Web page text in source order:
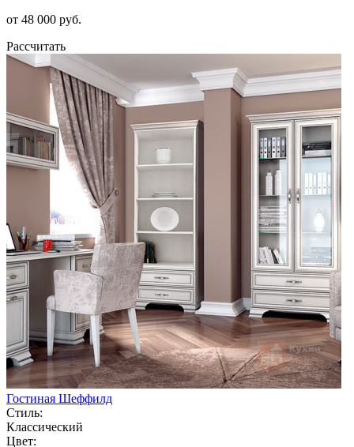
от 48 000 руб.
Рассчитать
Гостиная Шеффилд
Стиль:
Классический
Цвет: